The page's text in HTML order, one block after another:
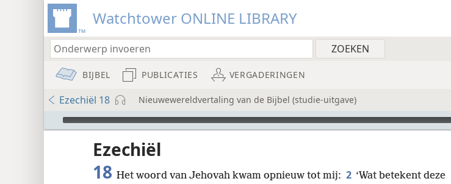
Watchtower ONLINE LIBRARY
BIJBEL PUBLICATIES VERGADERINGEN
Ezechiël 18 Nieuwewereldvertaling van de Bijbel (studie-uitgave)
Audio Player
Ezechiël
18 Het woord van Jehovah kwam opnieuw tot mij: 2 ‘Wat betekent deze